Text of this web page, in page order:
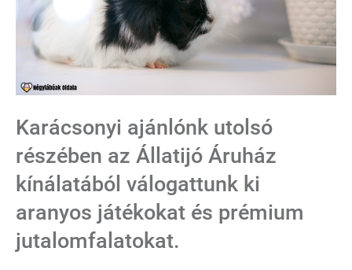
Karácsonyi ajánlónk utolsó
részében az Állatijó Áruház
kínálatából válogattunk ki
aranyos játékokat és prémium
jutalomfalatokat.